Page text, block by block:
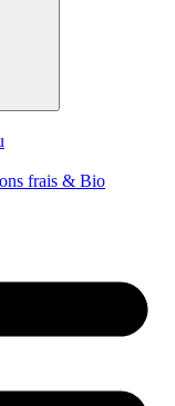
frais & Bio